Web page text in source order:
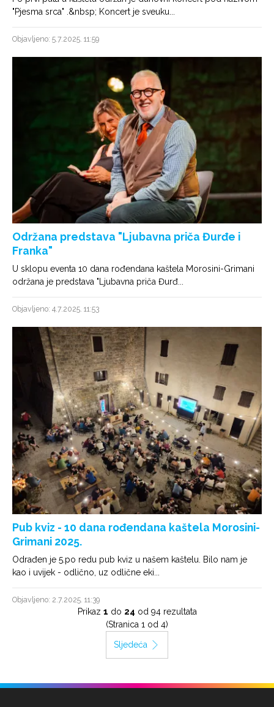
"Pjesma srca" .&nbsp; Koncert je sveuku...
Objavljeno: 5.7.2025. 11:59
Održana predstava "Ljubavna priča Đurđe i
Franka"
U sklopu eventa 10 dana rođendana kaštela Morosini-Grimani
održana je predstava "Ljubavna priča Đurđ...
Objavljeno: 4.7.2025. 11:53
Pub kviz - 10 dana rođendana kaštela Morosini-
Grimani 2025.
Odrađen je 5.po redu pub kviz u našem kaštelu. Bilo nam je
kao i uvijek - odlično, uz odlične eki...
Objavljeno: 2.7.2025. 11:39
Prikaz 1 do 24 od 94rezultata
(Stranica 1 od 4)
Sljedeća